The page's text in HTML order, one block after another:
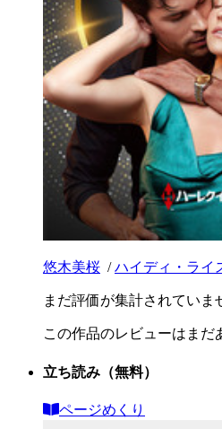
悠木美桜 /ハイディ・ライ
まだ評価が集計されていま
この作品のレビューはまだ
立ち読み （無料）
ページめくり